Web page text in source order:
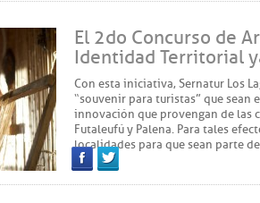
El 2do Concurso de
Identidad Territorial
Con esta iniciativa, Sernatur Los
“souvenir para turistas” que sean
innovación que provengan de las
Futaleufú y Palena. Para tales
localidades para que sean parte
FacebookTwitter